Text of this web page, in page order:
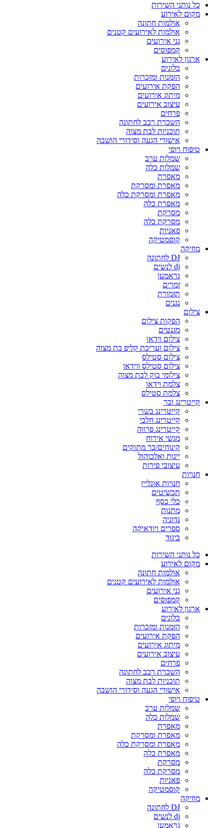
כל נותני השירות
מקום לאירוע
אולמות חתונה
אולמות לאירועים קטנים
גני אירועים
קמפוסים
ארגון לאירוע
בלונים
הזמנות ומזכרות
הפקת אירועים
מיתוג אירועים
עיצוב אירועים
פרחים
השכרת רכב לחתונה
תוכניות לבת מצוה
אישורי הגעה וסידורי הושבה
טיפוח ויופי
שמלות ערב
שמלות כלה
מאפרת
מאפרת ומסרקת
מאפרת ומסרקת כלה
מאפרת כלה
מסרקת
מסרקת כלה
פאניות
קוסמטיקה
מוזיקה
DJ לחתונה
dj לנשים
גראמען
זמרים
תזמורת
נגנים
צילום
הפקות צילום
מגנטים
צילום וידאו
צילום ועריכת קליפ בת מצוה
צילום סטילס
צילום סטילס ווידאו
צילומי בוק לבת מצוה
צלמת וידאו
צלמת סטילס
קייטרינג ובר
קייטרינג בשרי
קייטרינג חלבי
קייטרינג פרווה
מגשי אירוח
קינוחים/בר מתוקים
יינות ואלכוהול
עיצובי פירות
חנויות
חנויות אונליין
תכשיטים
כלי כסף
מתנות
נדוניה
ספרים ויודאיקה
ביגוד
כל נותני השירות
מקום לאירוע
אולמות חתונה
אולמות לאירועים קטנים
גני אירועים
קמפוסים
ארגון לאירוע
בלונים
הזמנות ומזכרות
הפקת אירועים
מיתוג אירועים
עיצוב אירועים
פרחים
השכרת רכב לחתונה
תוכניות לבת מצוה
אישורי הגעה וסידורי הושבה
טיפוח ויופי
שמלות ערב
שמלות כלה
מאפרת
מאפרת ומסרקת
מאפרת ומסרקת כלה
מאפרת כלה
מסרקת
מסרקת כלה
פאניות
קוסמטיקה
מוזיקה
DJ לחתונה
dj לנשים
גראמען